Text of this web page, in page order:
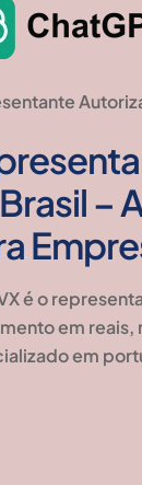
–
é o
em reais,
em